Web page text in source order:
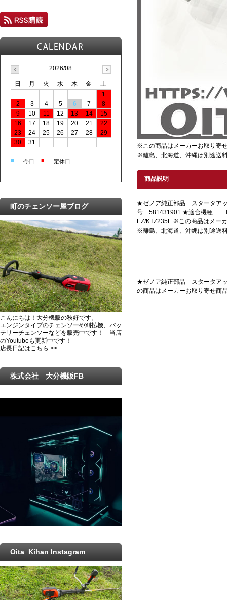
※この商品はメーカーお取り寄
※離島、北海道、沖縄は別途送
商品説明
★ゼノア純正部品 スタータア
号 581431901 ★適合機種
EZ/KTZ235L ※この商品はメー
※離島、北海道、沖縄は別途送
★ゼノア純正部品 スタータア
の商品はメーカーお取り寄せ商
2026/08
日 月 火 水 木 金
土
1
2
3 4 5 6 7
8
9
10 11 12 13 14
15
16
17 18 19 20 21
22
23
24 25 26 27 28
29
30
31
■ 今日 ■ 定休日
町のチェンソー屋ブログ
こんにちは！大分機販の秋好です。
エンジンタイプのチェンソーや刈払機、バッ
テリーチェンソーなどを販売中です！ 当店
のYoutubeも更新中です！
店長日記はこちら >>
株式会社 大分機販FB
Oita_Kihan Instagram